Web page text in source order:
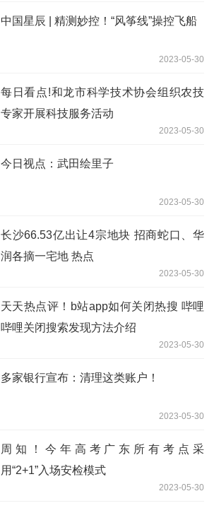
中国星辰 | 精测妙控！“风筝线”操控飞船
2023-05-30
每日看点!和龙市科学技术协会组织农技
专家开展科技服务活动
2023-05-30
今日视点：武田绘里子
2023-05-30
长沙66.53亿出让4宗地块 招商蛇口、华
润各摘一宅地 热点
2023-05-30
天天热点评！b站app如何关闭热搜 哔哩
哔哩关闭搜索发现方法介绍
2023-05-30
多家银行宣布：清理这类账户！
2023-05-30
周知！今年高考广东所有考点采
用“2+1”入场安检模式
2023-05-30